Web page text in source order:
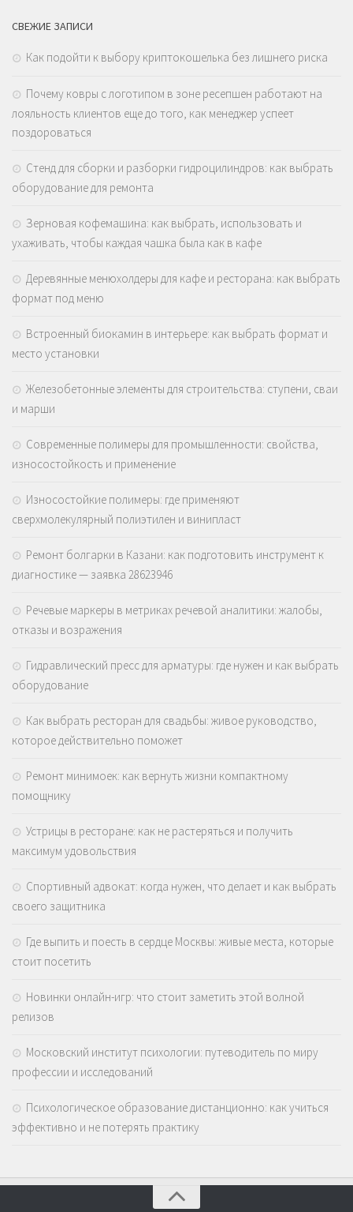
СВЕЖИЕ ЗАПИСИ
Как подойти к выбору криптокошелька без лишнего риска
Почему ковры с логотипом в зоне ресепшен работают на
лояльность клиентов еще до того, как менеджер успеет
поздороваться
Стенд для сборки и разборки гидроцилиндров: как выбрать
оборудование для ремонта
Зерновая кофемашина: как выбрать, использовать и
ухаживать, чтобы каждая чашка была как в кафе
Деревянные менюхолдеры для кафе и ресторана: как выбрать
формат под меню
Встроенный биокамин в интерьере: как выбрать формат и
место установки
Железобетонные элементы для строительства: ступени, сваи
и марши
Современные полимеры для промышленности: свойства,
износостойкость и применение
Износостойкие полимеры: где применяют
сверхмолекулярный полиэтилен и винипласт
Ремонт болгарки в Казани: как подготовить инструмент к
диагностике — заявка 28623946
Речевые маркеры в метриках речевой аналитики: жалобы,
отказы и возражения
Гидравлический пресс для арматуры: где нужен и как выбрать
оборудование
Как выбрать ресторан для свадьбы: живое руководство,
которое действительно поможет
Ремонт минимоек: как вернуть жизни компактному
помощнику
Устрицы в ресторане: как не растеряться и получить
максимум удовольствия
Спортивный адвокат: когда нужен, что делает и как выбрать
своего защитника
Где выпить и поесть в сердце Москвы: живые места, которые
стоит посетить
Новинки онлайн-игр: что стоит заметить этой волной
релизов
Московский институт психологии: путеводитель по миру
профессии и исследований
Психологическое образование дистанционно: как учиться
эффективно и не потерять практику